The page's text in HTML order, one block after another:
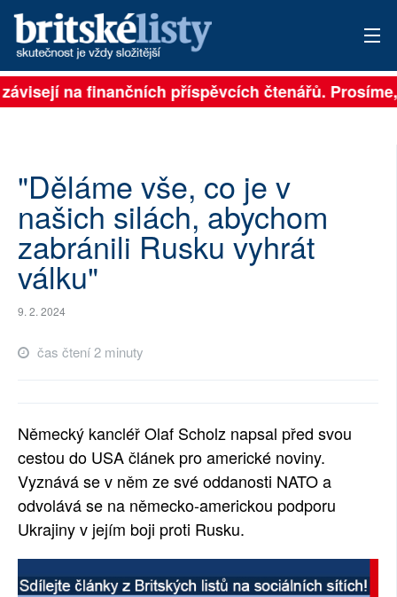
PŘIHLÁSIT
ARCHIV
ROZHOVORY
TÉMATA
RUBRIKY
PLNÁ VERZE STRÁNEK
na finančních příspěvcích čtenářů.
"Děláme vše, co je v
našich silách, abychom
zabránili Rusku vyhrát
válku"
9. 2. 2024
čas čtení 2 minuty
Německý kancléř Olaf Scholz napsal před svou
cestou do USA článek pro americké noviny.
Vyznává se v něm ze své oddanosti NATO a
odvolává se na německo-americkou podporu
Ukrajiny v jejím boji proti Rusku.